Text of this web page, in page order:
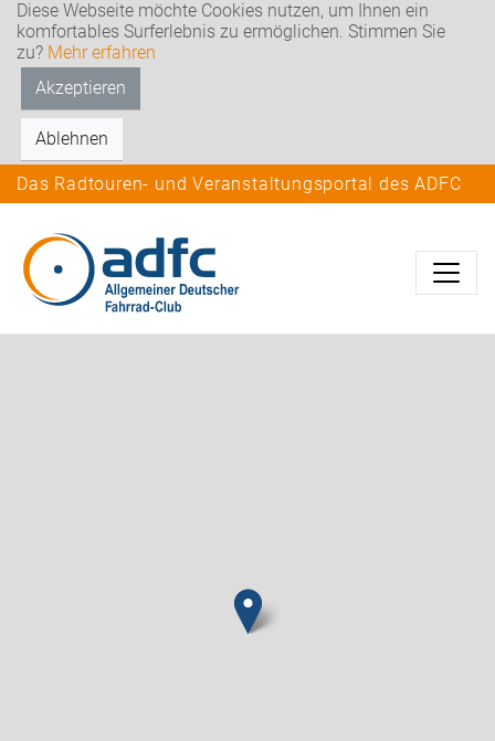
Diese Webseite möchte Cookies nutzen, um Ihnen ein
komfortables Surferlebnis zu ermöglichen. Stimmen Sie
zu? Mehr erfahren
Akzeptieren
Ablehnen
Das Radtouren- und Veranstaltungsportal des ADFC